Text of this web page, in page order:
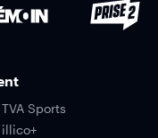
Sports
illico+